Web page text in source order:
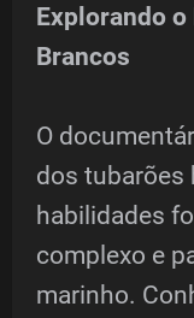
Explorando
Brancos
O
dos tubarões
habilidades
complexo e
marinho.